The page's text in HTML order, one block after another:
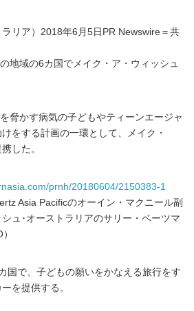
ラリア）2018年6月5日PR Newswire＝共
地域の6カ国でメイク・ア・ウィッシュ
脅かす病気の子どもやティーンエージャ
をする計画の一環として、メイク・
した。
prnh/20180604/2150383-1
Asia Pacificのオーイン・マクニール副
ュ･オーストラリアのサリー・ベーツマ
国で、子どもの願いをかなえる旅行をす
を提供する。